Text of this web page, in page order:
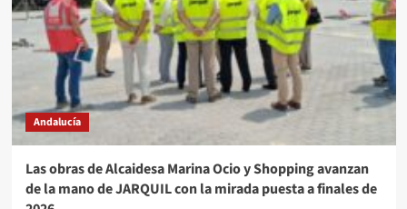
Andalucía
Las obras de Alcaidesa Marina Ocio y Shopping avanzan
de la mano de JARQUIL con la mirada puesta a finales de